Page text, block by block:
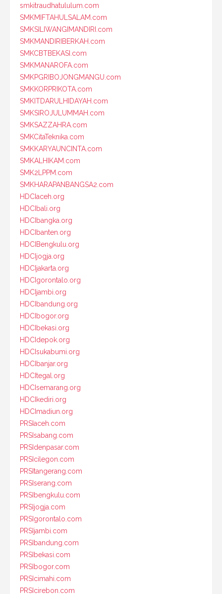
smkitraudhatululum.com
SMKMIFTAHULSALAM.com
SMKSILIWANGIMANDIRI.com
SMKMANDIRIBERKAH.com
SMKCBTBEKASI.com
SMKMANAROFA.com
SMKPGRIBOJONGMANGU.com
SMKKORPRIKOTA.com
SMKITDARULHIDAYAH.com
SMKSIROJULUMMAH.com
SMKSAZZAHRA.com
SMKCitaTeknika.com
SMKKARYAUNCINTA.com
SMKALHIKAM.com
SMK2LPPM.com
SMKHARAPANBANGSA2.com
HDCIaceh.org
HDCIbali.org
HDCIbangka.org
HDCIbanten.org
HDCIBengkulu.org
HDCIjogja.org
HDCIjakarta.org
HDCIgorontalo.org
HDCIjambi.org
HDCIbandung.org
HDCIbogor.org
HDCIbekasi.org
HDCIdepok.org
HDCIsukabumi.org
HDCIbanjar.org
HDCItegal.org
HDCIsemarang.org
HDCIkediri.org
HDCImadiun.org
PRSIaceh.com
PRSIsabang.com
PRSIdenpasar.com
PRSIcilegon.com
PRSItangerang.com
PRSIserang.com
PRSIbengkulu.com
PRSIjogja.com
PRSIgorontalo.com
PRSIjambi.com
PRSIbandung.com
PRSIbekasi.com
PRSIbogor.com
PRSIcimahi.com
PRSIcirebon.com